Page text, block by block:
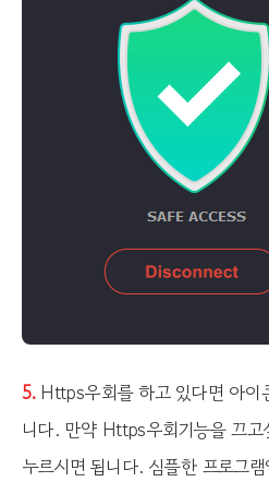
5. Https우회를 하고 있다면 아이
니다. 만약 Https우회기능을 끄
누르시면 됩니다. 심플한 프로그